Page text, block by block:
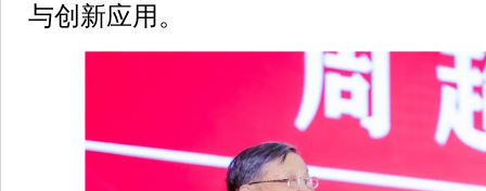
与创新应用。